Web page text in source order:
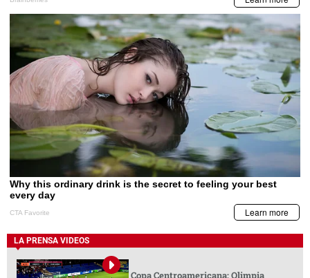
LA PRENSA VIDEOS
Copa Centroamericana: Olimpia